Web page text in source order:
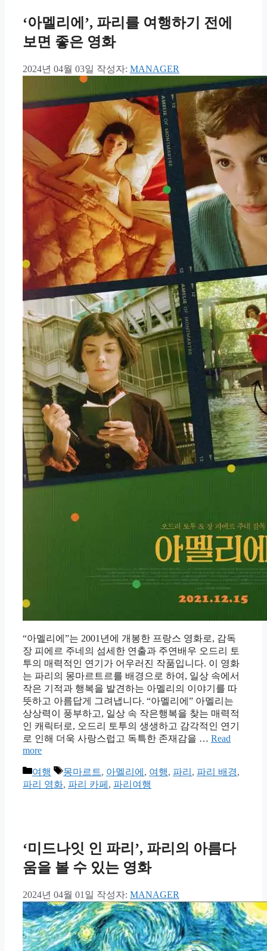
‘아멜리에’, 파리를 여행하기 전에
보면 좋은 영화
2024년 04월 03일 작성자: MANAGER
“아멜리에”는 2001년에 개봉한 프랑스 영화로, 감독
장 피에르 주네의 섬세한 연출과 주연배우 오드리 토
투의 매력적인 연기가 어우러진 작품입니다. 이 영화
는 파리의 몽마르트르를 배경으로 하여, 일상 속에서
작은 기적과 행복을 발견하는 아멜리의 이야기를 따
뜻하고 아름답게 그려냅니다. “아멜리에” 아멜리는
상상력이 풍부하고, 일상 속 작은행복을 찾는 매력적
인 캐릭터로, 오드리 토투의 생생하고 감각적인 연기
로 인해 더욱 사랑스럽고 독특한 존재감을 … Read
more
카
테
여행
태
그
몽마르트, 아멜리에 , 여행, 파리 , 파리 배경,
파리 영화, 파리 카페 , 파리여행
‘미드나잇 인 파리’, 파리의 아름다
움을 볼 수 있는 영화
2024년 04월 01일 작성자: MANAGER